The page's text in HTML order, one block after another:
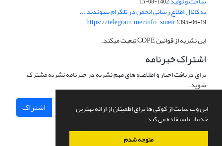
این وب سایت از کوکی ها برای اطمینان از ارائه بهترین
خدمات استفاده می کند.
متوجه شدم
به کانال اطلاع رسانی انجمن در تلگرام بپیوندید ...
https://telegram.me/info_smeir1395-06-19
این نشریه از قوانین COPE تبعیت میکند.
اشتراک خبرنامه
برای دریافت اخبار و اطلاعیه های مهم نشریه در خبرنامه نشریه مشترک
شوید.
اشتراک